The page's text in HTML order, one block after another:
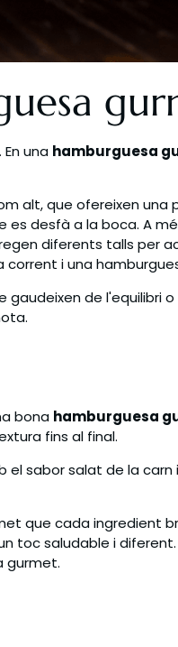
una hamburguesa
alt, que ofereixen una
es desfà a la boca. A
diferents talls per
i una
de l'equilibri
bona hamburguesa
fins al final.
sabor salat de la
que cada ingredient
saludable i
gurmet.